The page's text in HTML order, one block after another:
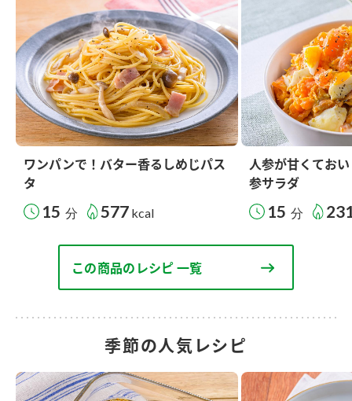
ワンパンで！バター香るしめじパス
タ
15 分 577 kcal
人参が甘くてお
参サラダ
15 分
この商品のレシピ 一覧
季節の人気レシピ